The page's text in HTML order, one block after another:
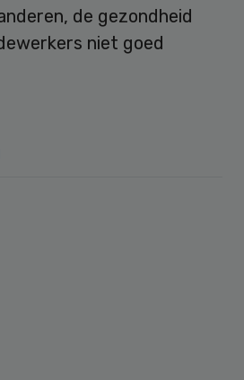
de gezondheid
niet goed